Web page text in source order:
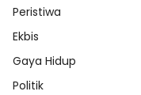
Peristiwa
Ekbis
Gaya Hidup
Politik